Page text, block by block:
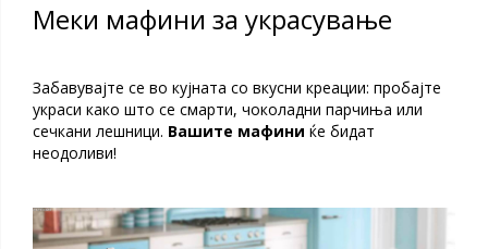
Меки мафини за украсување
Забавувајте се во кујната со вкусни креации: пробајте
украси како што се смарти, чоколадни парчиња или
сечкани лешници. Вашите мафини ќе бидат
неодоливи!